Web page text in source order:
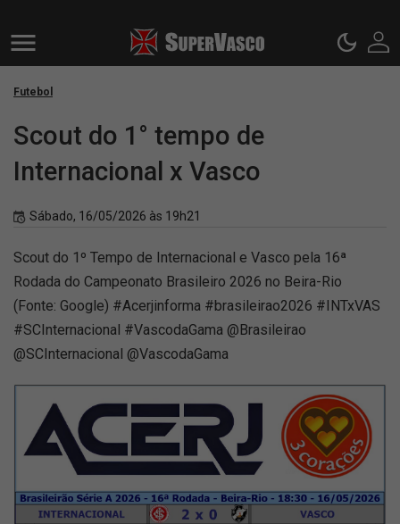
Futebol
Scout do 1° tempo de
Internacional x Vasco
Sábado, 16/05/2026 às 19h21
Scout do 1º Tempo de Internacional e Vasco pela 16ª
Rodada do Campeonato Brasileiro 2026 no Beira-Rio
(Fonte: Google) #Acerjinforma #brasileirao2026 #INTxVAS
#SCInternacional #VascodaGama @Brasileirao
@SCInternacional @VascodaGama